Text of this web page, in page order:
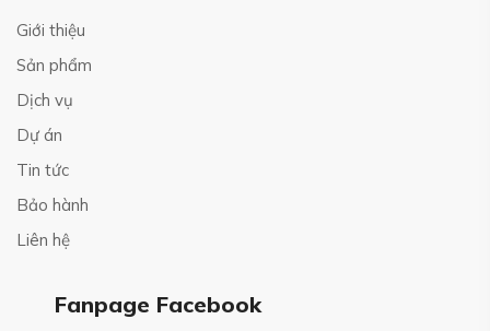
Giới thiệu
Sản phẩm
Dịch vụ
Dự án
Tin tức
Bảo hành
Liên hệ
Fanpage Facebook